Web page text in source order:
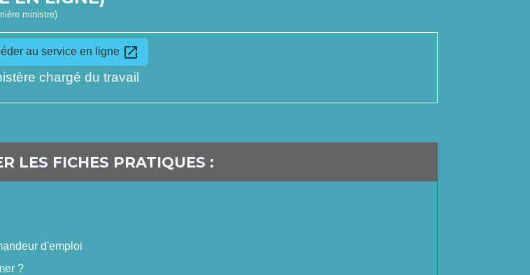
ministre)
au service en ligne open_in_new
chargé du travail
LES FICHES PRATIQUES :
d'emploi
?